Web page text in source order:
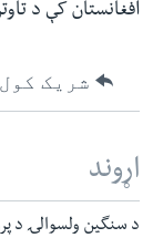
افغانستان کې د
شریک کول
اړوند
د سنگین ولسوالۍ د